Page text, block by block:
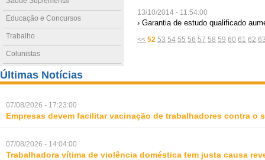
Educação e Concursos
Trabalho
Colunistas
13/10/2014 - 11:54:00
› Garantia de estudo qualificado
<< 52 53 54 55 56 57 58 59 60 61 62
Últimas Notícias
07/08/2026 - 17:23:00
Empresas devem facilitar vacinação de trabalhadores contra o
07/08/2026 - 14:04:00
Trabalhadora vítima de violência doméstica tem justa causa